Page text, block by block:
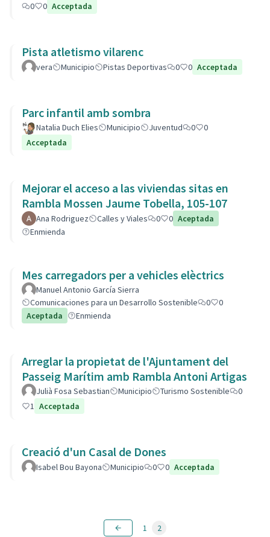
0
0 Acceptada
Pista atletismo vilarenc
vera Municipio Pistas Deportivas 0 0 Acceptada
Parc infantil amb sombra
Natalia Duch Elies Municipio Juventud 0
0
Acceptada
Mejorar el acceso a las viviendas sitas en
Rambla Mossen Jaume Tobella, 105-107
Ana Rodriguez Calles y Viales 0 0 Aceptada
Enmienda
Mes carregadors per a vehicles elèctrics
Manuel Antonio García Sierra
Comunicaciones para un Desarrollo Sostenible
0
0
Aceptada
Enmienda
Arreglar la propietat de l'Ajuntament del
Passeig Marítim amb Rambla Antoni Artigas
Julià Fosa Sebastian Municipio Turismo Sostenible
0
1 Acceptada
Creació d'un Casal de Dones
Isabel Bou Bayona Municipio 0 0 Acceptada
1 2